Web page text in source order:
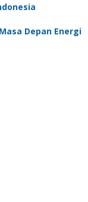
Depan Energi